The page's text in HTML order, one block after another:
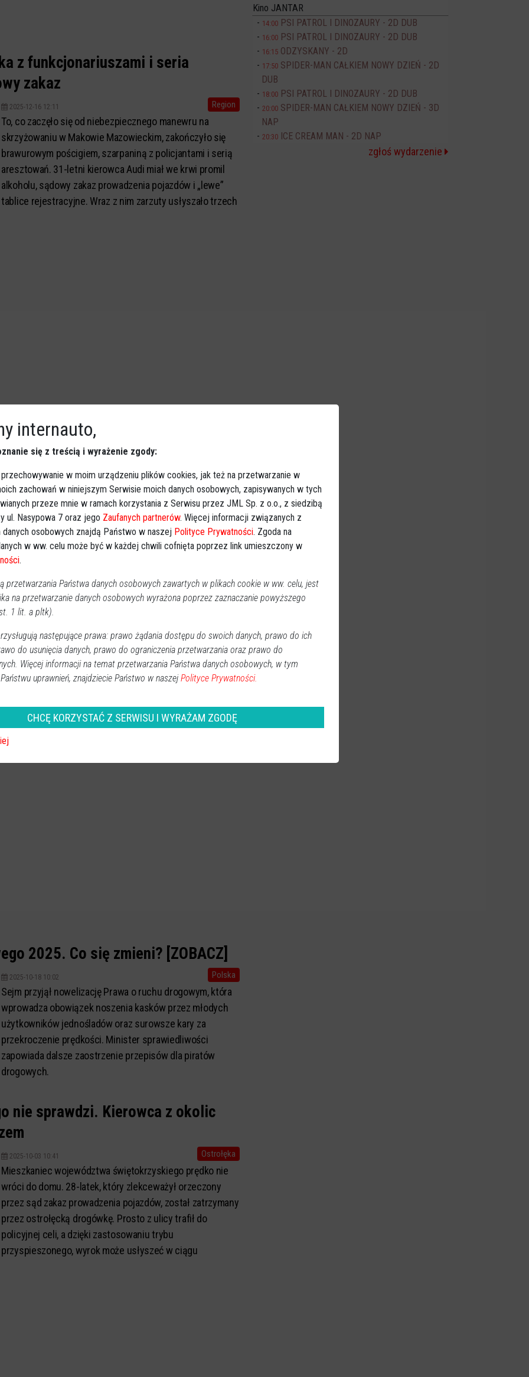
z funkcjonariuszami i seria
zakaz
Region
2025-12-16 12:11
To, co zaczęło się od niebezpiecznego manewru na
skrzyżowaniu w Makowie Mazowieckim, zakończyło się
brawurowym pościgiem, szarpaniną z policjantami i serią
aresztowań. 31-letni kierowca Audi miał we krwi promil
alkoholu, sądowy zakaz prowadzenia pojazdów i „lewe”
tablice rejestracyjne. Wraz z nim zarzuty usłyszało trzech
recydywistów drogowych
Tylko jedna doba wystarczyła ostrołęckim policjantom, aby
wyeliminować z ruchu drogowego dwóch skrajnie
nieodpowiedzialnych kierowców. Obaj mężczyźni,
zlekceważywszy prawomocne wyroki sądu, prowadzili
samochody pomimo orzeczonych zakazów. Teraz czekają
ich surowe i, co najważniejsze, bardzo szybkie
sądu. Koniec niebezpiecznej
Region
2025-10-24 11:04
Policjanci z przasnyskiej drogówki zatrzymali we wtorek,
21 października 2025 roku, skrajnie nieodpowiedzialnego
podstawowe zasady bezpieczeństwa, ale też zignorował
orzeczenia sądu.
2025. Co się zmieni? [ZOBACZ]
Polska
2025-10-18 10:02
Sejm przyjął nowelizację Prawa o ruchu drogowym, która
wprowadza obowiązek noszenia kasków przez młodych
użytkowników jednośladów oraz surowsze kary za
przekroczenie prędkości. Minister sprawiedliwości
zapowiada dalsze zaostrzenie przepisów dla piratów
drogowych.
nie sprawdzi. Kierowca z okolic
Ostrołęka
2025-10-03 10:41
Mieszkaniec województwa świętokrzyskiego prędko nie
wróci do domu. 28-latek, który zlekceważył orzeczony
przez sąd zakaz prowadzenia pojazdów, został zatrzymany
przez ostrołęcką drogówkę. Prosto z ulicy trafił do
policyjnej celi, a dzięki zastosowaniu trybu
przyspieszonego, wyrok może usłyszeć w ciągu
Kino JANTAR
14:00 PSI PATROL I DINOZAURY - 2D DUB
16:00 PSI PATROL I DINOZAURY - 2D DUB
16:15 ODZYSKANY - 2D
17:50 SPIDER-MAN CAŁKIEM NOWY DZIEŃ - 2D
DUB
18:00 PSI PATROL I DINOZAURY - 2D DUB
20:00 SPIDER-MAN CAŁKIEM NOWY DZIEŃ - 3D
NAP
20:30 ICE CREAM MAN - 2D NAP
zgłoś wydarzenie
internauto,
się z treścią i wyrażenie zgody:
w moim urządzeniu plików cookies, jak też na przetwarzanie w
zachowań w niniejszym Serwisie moich danych osobowych, zapisywanych w tych
przeze mnie w ramach korzystania z Serwisu przez JML Sp. z o.o., z siedzibą
ul. Nasypowa 7 oraz jego Zaufanych partnerów. Więcej informacji związanych z
osobowych znajdą Państwo w naszej Polityce Prywatności. Zgoda na
w ww. celu może być w każdej chwili cofnięta poprzez link umieszczony w
.
przetwarzania Państwa danych osobowych zawartych w plikach cookie w ww. celu, jest
na przetwarzanie danych osobowych wyrażona poprzez zaznaczanie powyższego
1 lit. a pltk).
następujące prawa: prawo żądania dostępu do swoich danych, prawo do ich
do usunięcia danych, prawo do ograniczenia przetwarzania oraz prawo do
Więcej informacji na temat przetwarzania Państwa danych osobowych, w tym
uprawnień, znajdziecie Państwo w naszej Polityce Prywatności.
CHCĘ KORZYSTAĆ Z SERWISU I WYRAŻAM ZGODĘ